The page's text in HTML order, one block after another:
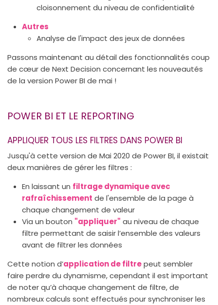
cloisonnement du niveau de confidentialité
Autres
Analyse de l'impact des jeux de données
Passons maintenant au détail des fonctionnalités coup
de cœur de Next Decision concernant les nouveautés
de la version Power BI de mai !
POWER BI ET LE REPORTING
APPLIQUER TOUS LES FILTRES DANS POWER BI
Jusqu'à cette version de Mai 2020 de Power BI, il existait
deux manières de gérer les filtres :
En laissant un filtrage dynamique avec
rafraîchissement de l'ensemble de la page à
chaque changement de valeur
Via un bouton "appliquer" au niveau de chaque
filtre permettant de saisir l’ensemble des valeurs
avant de filtrer les données
Cette notion d’application de filtrepeut sembler
faire perdre du dynamisme, cependant il est important
de noter qu’à chaque changement de filtre, de
nombreux calculs sont effectués pour synchroniser les